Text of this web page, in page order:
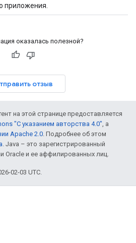
приложения.
оказалась полезной?
отзыв
на этой странице предоставляется
"С указанием авторства 4.0", а
Apache 2.0. Подробнее об этом
. Java – это зарегистрированный
Oracle и ее аффилированных лиц.
02-03 UTC.